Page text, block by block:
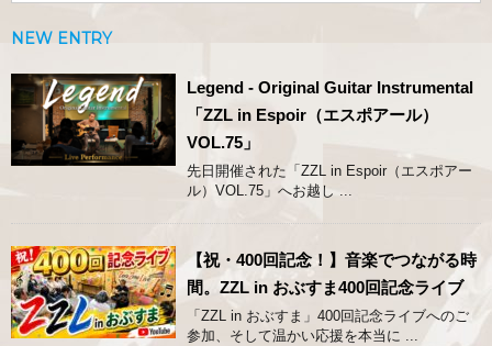
NEW ENTRY
Legend - Original Guitar Instrumental
「ZZL in Espoir（エスポアール）
VOL.75」
先日開催された「ZZL in Espoir（エスポアー
ル）VOL.75」へお越し ...
【祝・400回記念！】音楽でつながる時
間。ZZL in おぶすま400回記念ライブ
「ZZL in おぶすま」400回記念ライブへのご
参加、そして温かい応援を本当に ...